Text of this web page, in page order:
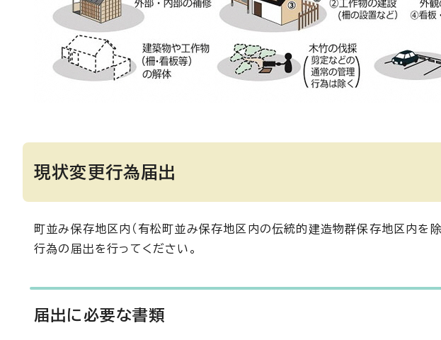
現状変更行為届出
町並み保存地区内（有松町並み保存地区内の伝統的建造物群保存地区内を
行為の届出を行ってください。
届出に必要な書類